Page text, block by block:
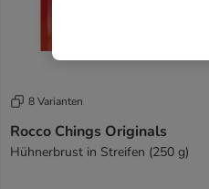
8 Varianten
Rocco Chings Originals
Hühnerbrust in Streifen (250 g)